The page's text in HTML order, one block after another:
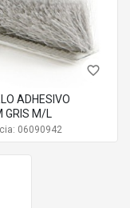
favorite_border
ADHESIVO
GRIS M/L
06090942